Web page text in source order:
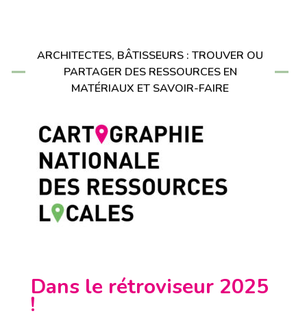
ARCHITECTES, BÂTISSEURS : TROUVER OU
PARTAGER DES RESSOURCES EN
MATÉRIAUX ET SAVOIR-FAIRE
Dans le rétroviseur 2025
!